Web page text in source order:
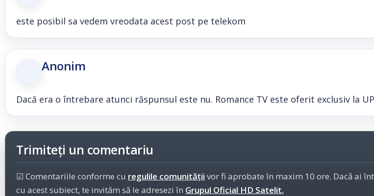
este posibil sa vedem vreodata acest post pe telekom
Anonim
Dacă era o întrebare atunci răspunsul este nu. Romance TV este oferit exclusiv la
Trimiteți un comentariu
☑ Comentariile conforme cu regulile comunității vor fi aprobate în maxim 10 ore. Dacă ai
cu acest subiect, te invităm să le adresezi în Grupul Oficial HD Satelit.